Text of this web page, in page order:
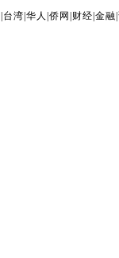
台湾 |华人 |侨网 财经 |金融 |